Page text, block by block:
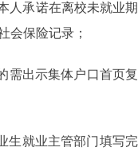
人承诺在离校未就业期
会保险记录；
需出示集体户口首页复
生就业主管部门填写完